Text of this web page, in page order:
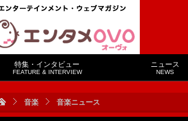
特集・インタビュー
FEATURE & INTERVIEW
ニュース
NEWS
音楽 音楽ニュース